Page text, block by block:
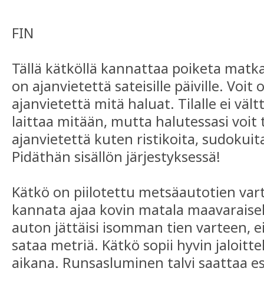
FIN
Tällä kätköllä kannattaa poiketa
on ajanvietettä sateisille päiville. Voit
ajanvietettä mitä haluat. Tilalle ei
laittaa mitään, mutta halutessasi voit
ajanvietettä kuten ristikoita,
Pidäthän sisällön järjestyksessä!
Kätkö on piilotettu metsäautotien
kannata ajaa kovin matala
auton jättäisi isomman tien varteen,
sataa metriä. Kätkö sopii hyvin
aikana. Runsasluminen talvi saattaa